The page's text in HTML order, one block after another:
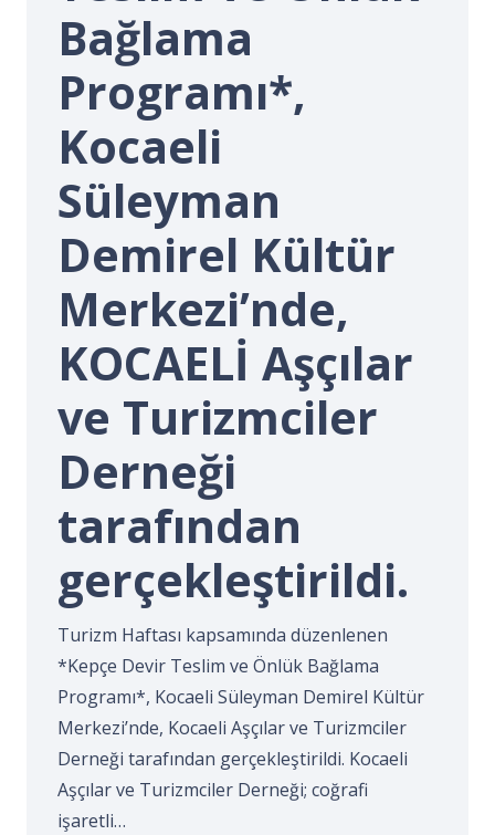
Bağlama
Programı*,
Kocaeli
Süleyman
Demirel Kültür
Merkezi’nde,
KOCAELİ Aşçılar
ve Turizmciler
Derneği
tarafından
gerçekleştirildi.
Turizm Haftası kapsamında düzenlenen
*Kepçe Devir Teslim ve Önlük Bağlama
Programı*, Kocaeli Süleyman Demirel Kültür
Merkezi’nde, Kocaeli Aşçılar ve Turizmciler
Derneği tarafından gerçekleştirildi. Kocaeli
Aşçılar ve Turizmciler Derneği; coğrafi
işaretli…